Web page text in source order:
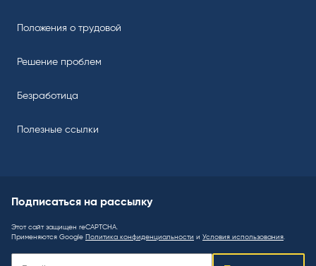
Положения о трудовой
Решение проблем
Безработица
Полезные ссылки
Подписаться на рассылку
Этот сайт защищен reCAPTCHA.
Применяются Google Политика конфиденциальности и Условия использования